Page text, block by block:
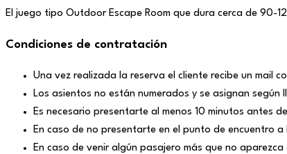
El juego tipo Outdoor Escape Room que dura cerca de 90-
Condiciones de contratación
Una vez realizada la reserva el cliente recibe un mail
Los asientos no están numerados y se asignan según
Es necesario presentarte al menos 10 minutos antes
En caso de no presentarte en el punto de encuentro
En caso de venir algún pasajero más que no